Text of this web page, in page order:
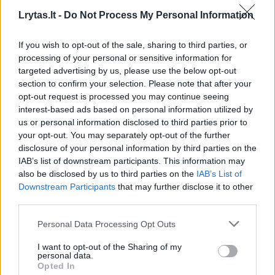
Lrytas.lt - Do Not Process My Personal Information
If you wish to opt-out of the sale, sharing to third parties, or
processing of your personal or sensitive information for
targeted advertising by us, please use the below opt-out
section to confirm your selection. Please note that after your
opt-out request is processed you may continue seeing
interest-based ads based on personal information utilized by
us or personal information disclosed to third parties prior to
your opt-out. You may separately opt-out of the further
disclosure of your personal information by third parties on the
IAB’s list of downstream participants. This information may
also be disclosed by us to third parties on the IAB’s List of
Downstream Participants that may further disclose it to other
Personal Data Processing Opt Outs
I want to opt-out of the Sharing of my
personal data.
Opted In
Nuotrauka Prezidentūra
Komentuoti po šiuo straipsniu
Komentuoti gali tik Lrytas registruoti vartotojai.
Prisijunkite prie registruotų vartotojų
bendruomenės ir bendraukite komentaruose!
Rodyti komentarus
Prisijungti komentatoriams